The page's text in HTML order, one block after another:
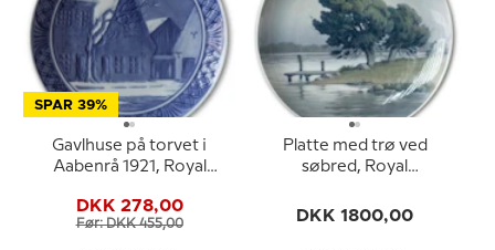
SPAR 39%
Gavlhuse på torvet i
Aabenrå 1921, Royal
DKK 278,00
Før: DKK 455,00
Platte med trø ved
søbred, Royal
Signeret: 13/10 1922 R.
DKK 1800,00